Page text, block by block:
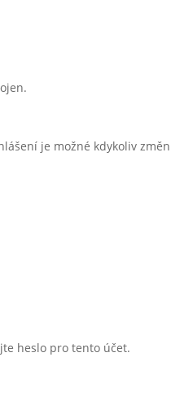
je možné kdykoliv
heslo pro tento účet.